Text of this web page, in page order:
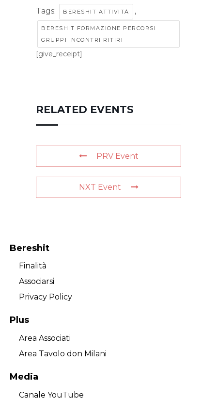
Tags: BERESHIT ATTIVITÀ ,
BERESHIT FORMAZIONE PERCORSI
GRUPPI INCONTRI RITIRI
[give_receipt]
RELATED EVENTS
PRV Event
NXT Event
Bereshit
Finalità
Associarsi
Privacy Policy
Plus
Area Associati
Area Tavolo don Milani
Media
Canale YouTube